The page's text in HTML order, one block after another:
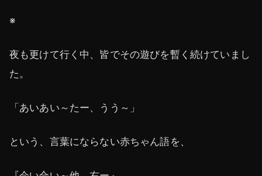
※
夜も更けて行く中、皆でその遊びを暫く続けていまし
た。
「あいあい～たー、うう～」
という、言葉にならない赤ちゃん語を、